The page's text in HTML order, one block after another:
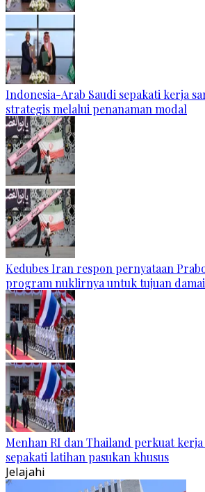
Indonesia-Arab Saudi sepakati kerja
strategis melalui penanaman modal
Kedubes Iran respon pernyataan
program nuklirnya untuk tujuan damai
Menhan RI dan Thailand perkuat
sepakati latihan pasukan khusus
Jelajahi